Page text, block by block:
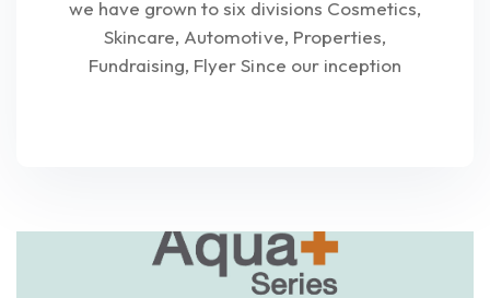
we have grown to six divisions Cosmetics,
Skincare, Automotive, Properties,
Fundraising, Flyer Since our inception